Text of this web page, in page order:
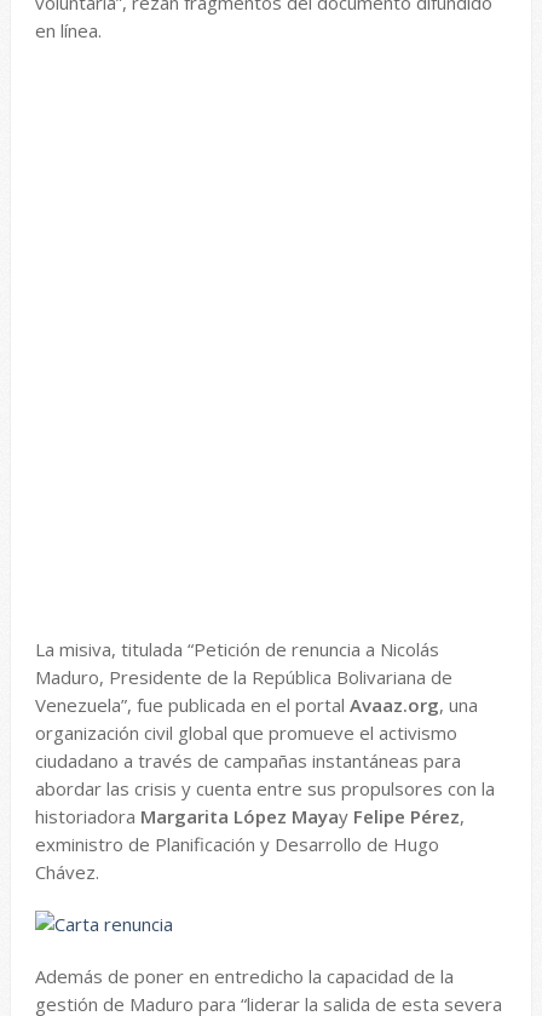
en línea.
La misiva, titulada “Petición de renuncia a Nicolás
Maduro, Presidente de la República Bolivariana de
Venezuela”, fue publicada en el portal Avaaz.org, una
organización civil global que promueve el activismo
ciudadano a través de campañas instantáneas para
abordar las crisis y cuenta entre sus propulsores con la
historiadora Margarita López Mayay Felipe Pérez,
exministro de Planificación y Desarrollo de Hugo
Chávez.
Además de poner en entredicho la capacidad de la
gestión de Maduro para “liderar la salida de esta severa